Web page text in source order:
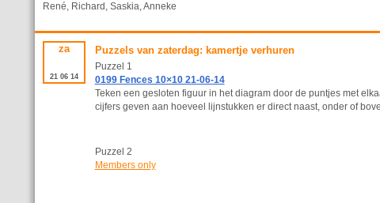
René, Richard, Saskia, Anneke
za
21 06 14
Puzzels van zaterdag: kamertje verhuren
Puzzel 1
0199 Fences 10×10 21-06-14
Teken een gesloten figuur in het diagram door de puntjes met
cijfers geven aan hoeveel lijnstukken er direct naast, onder of
Puzzel 2
Members only